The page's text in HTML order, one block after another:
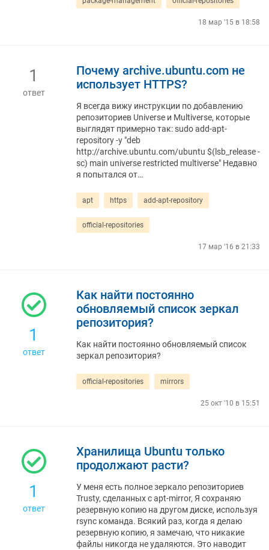
18 мар '15 в 18:58
1
ответ
Почему archive.ubuntu.com не
использует HTTPS?
Я всегда вижу инструкции по добавлению
репозиториев Universe и Multiverse, которые
выглядят примерно так: sudo add-apt-
repository -y "deb
http://archive.ubuntu.com/ubuntu $(lsb_release -
sc) main universe restricted multiverse" Недавно
я попытался от…
apt https add-apt-repository
official-repositories
17 мар '16 в 21:33
1
ответ
Как найти постоянно
обновляемый список зеркал
репозитория?
Как найти постоянно обновляемый список
зеркал репозитория?
official-repositories mirrors
25 окт '10 в 15:51
1
ответ
Хранилища Ubuntu только
продолжают расти?
У меня есть полное зеркало репозиториев
Trusty, сделанных с apt-mirror, Я сохраняю
резервную копию на другом диске, используя
rsync команда. Всякий раз, когда я делаю
резервную копию, я замечаю, что никакие
файлы никогда не удаляются. Это наводит